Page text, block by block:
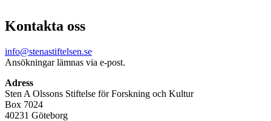
Kontakta oss
info@stenastiftelsen.se
Ansökningar lämnas via e-post.
Adress
Sten A Olssons Stiftelse för Forskning och Kultur
Box 7024
40231 Göteborg